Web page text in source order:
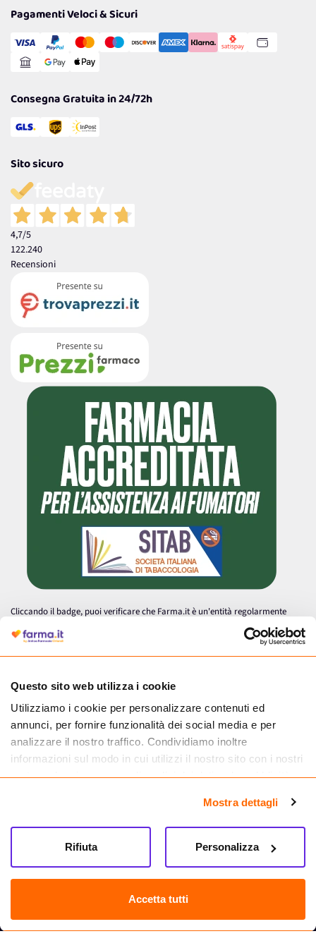
Questo sito web utilizza i cookie
Utilizziamo i cookie per personalizzare contenuti ed
annunci, per fornire funzionalità dei social media e per
analizzare il nostro traffico. Condividiamo inoltre
informazioni sul modo in cui utilizzi il nostro sito con i nostri
partner che si occupano di analisi dei dati web, pubblicità e
informazioni che hai fornito loro o che hanno raccolto dal
tuo utilizzo dei loro servizi.
Mostra dettagli
Accetta tutti
Personalizza
Rifiuta
Cookie Policy
Gestisci Cookie
Reso Facile e Veloce
Pagamenti Veloci & Sicuri
Consegna Gratuita in 24/72h
Sito sicuro
4,7/5
122.240
Recensioni
Cliccando il badge, puoi verificare che Farma.it è un'entità regolarmente
autorizzata dal Ministero della Salute a effettuare la vendita online di
medicinali.
Farma.it S.a.s. P. IVA 07417261216 REA: NA-884088
CREDITS
Sede legale Via delle Repubbliche Marinare 128, 80147 Napoli